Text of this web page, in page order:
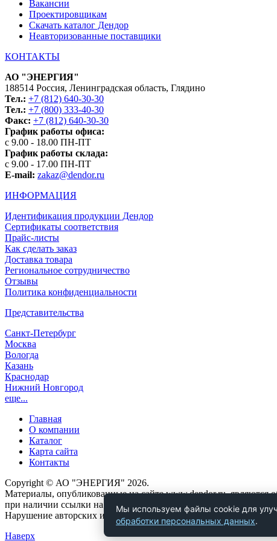
Вакансии
Проектировщикам
Скачать каталог Дендор
Неавторизованные поставщики
Мы используем файлы cookie для
обработки персональных данных.
КОНТАКТЫ
АО "ЭНЕРГИЯ"
188514 Россия, Ленинградская область, Глядино
Тел.: +7 (812) 640-30-30
Тел.: +7 (800) 333-40-30
Факс: +7 (812) 640-30-30
График работы офиса:
с 9.00 - 18.00 ПН-ПТ
График работы склада:
с 9.00 - 17.00 ПН-ПТ
E-mail: zakaz@dendor.ru
ИНФОРМАЦИЯ
Идентификация продукции Дендор
Сертификаты соответствия
Прайс-листы
Как сделать заказ
Доставка товара
Региональное сотрудничество
Отзывы
Политика конфиденциальности
Представительства
Санкт-Петербург
Москва
Вологда
Казань
Краснодар
Нижний Новгород
еще...
Главная
О компании
Каталог
Карта сайта
Контакты
Copyright © АО "ЭНЕРГИЯ" 2026.
Материалы, опубликованные на сайте www.dendor.ru, являются
при наличии ссылки на источник.
Нарушение авторских и исключительных прав влечет за собой
Наверх